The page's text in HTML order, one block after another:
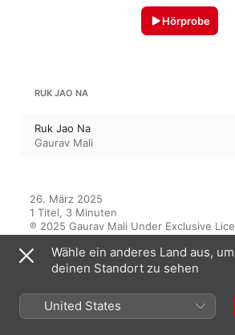
Hörprobe
RUK JAO NA
Ruk Jao Na
Gaurav Mali
26. März 2025
1 Titel, 3 Minuten
℗ 2025 Gaurav Mali Under Exclusive
Auf diesem Album
Wähle ein anderes Land aus,
deinen Standort zu sehen
United States